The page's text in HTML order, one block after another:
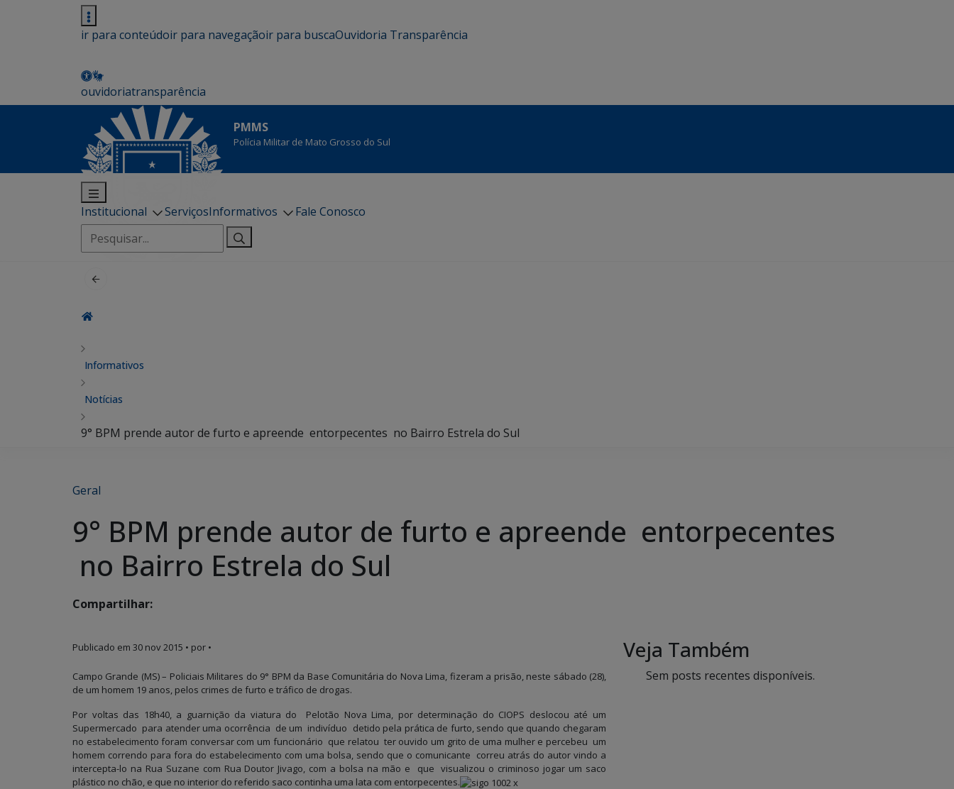
ir para conteúdoir para navegaçãoir para buscaOuvidoria Transparência
ouvidoriatransparência
PMMS
Polícia Militar de Mato Grosso do Sul
Institucional ServiçosInformativos
Fale Conosco
Pesquisar
por:
Informativos
Notícias
9° BPM prende autor de furto e apreende entorpecentes no Bairro Estrela do Sul
Geral
9° BPM prende autor de furto e apreende entorpecentes
no Bairro Estrela do Sul
Compartilhar:
Publicado em 30 nov 2015 • por •
Campo Grande (MS) – Policiais Militares do 9° BPM da Base Comunitária do Nova Lima, fizeram a prisão, neste sábado (28),
de um homem 19 anos, pelos crimes de furto e tráfico de drogas.
Por voltas das 18h40, a guarnição da viatura do Pelotão Nova Lima, por determinação do CIOPS deslocou até um
Supermercado para atender uma ocorrência de um indivíduo detido pela prática de furto, sendo que quando chegaram
no estabelecimento foram conversar com um funcionário que relatou ter ouvido um grito de uma mulher e percebeu um
homem correndo para fora do estabelecimento com uma bolsa, sendo que o comunicante correu atrás do autor vindo a
intercepta-lo na Rua Suzane com Rua Doutor Jivago, com a bolsa na mão e que visualizou o criminoso jogar um saco
plástico no chão, e que no interior do referido saco continha uma lata com entorpecentes.
Veja Também
Sem posts recentes disponíveis.